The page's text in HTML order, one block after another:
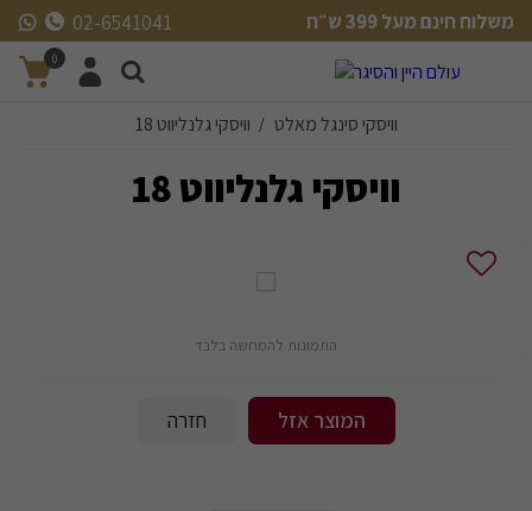
משלוח חינם מעל 399 ש״ח
משלוח חינם מעל 399 ש״ח
02-6541041
0
וויסקי סינגל מאלט / וויסקי גלנליווט 18
וויסקי גלנליווט 18
התמונות להמחשה בלבד
המוצר אזל חזרה